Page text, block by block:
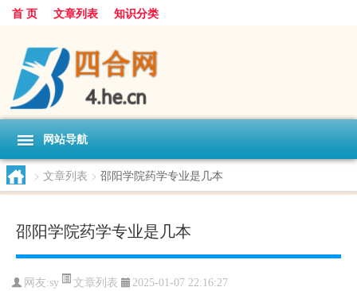
首 页 文章列表 知识分类
网站导航
> 文章列表 > 邵阳学院药学专业是几本
邵阳学院药学专业是几本
网友:sy 文章列表 2025-01-07 22:16:27